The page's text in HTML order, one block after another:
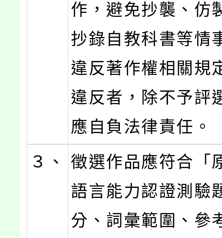
作，避免抄襲、仿
抄錄自教科書等情
違反著作權相關規
違反者，除不予評
應自負法律責任。
３、
徵選作品應符合「
語言能力認證測驗
分、詞彙範圍、參